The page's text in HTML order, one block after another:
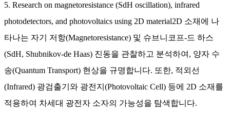
5. Research on magnetoresistance (SdH oscillation), infrared
photodetectors, and photovoltaics using 2D material2D 소재에 나
타나는 자기 저항(Magnetoresistance) 및 슈브니코프-드 하스
(SdH, Shubnikov-de Haas) 진동을 관찰하고 분석하여, 양자 수
송(Quantum Transport) 현상을 규명합니다. 또한, 적외선
(Infrared) 광검출기와 광전지(Photovoltaic Cell) 등에 2D 소재를
적용하여 차세대 광전자 소자의 가능성을 탐색합니다.